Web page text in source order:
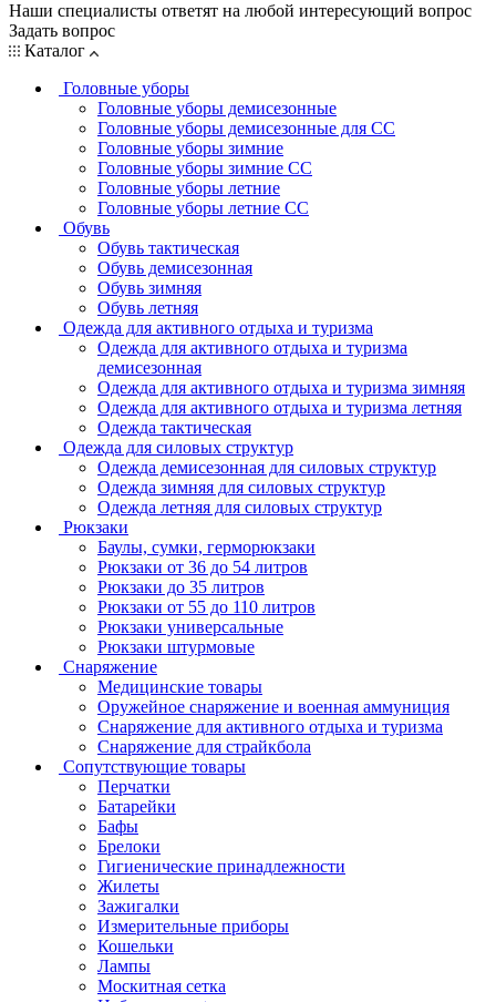
Наши специалисты ответят на любой интересующий вопрос
Задать вопрос
Каталог
Головные уборы
Головные уборы демисезонные
Головные уборы демисезонные для СС
Головные уборы зимние
Головные уборы зимние СС
Головные уборы летние
Головные уборы летние СС
Обувь
Обувь тактическая
Обувь демисезонная
Обувь зимняя
Обувь летняя
Одежда для активного отдыха и туризма
Одежда для активного отдыха и туризма
демисезонная
Одежда для активного отдыха и туризма зимняя
Одежда для активного отдыха и туризма летняя
Одежда тактическая
Одежда для силовых структур
Одежда демисезонная для силовых структур
Одежда зимняя для силовых структур
Одежда летняя для силовых структур
Рюкзаки
Баулы, сумки, герморюкзаки
Рюкзаки от 36 до 54 литров
Рюкзаки до 35 литров
Рюкзаки от 55 до 110 литров
Рюкзаки универсальные
Рюкзаки штурмовые
Снаряжение
Медицинские товары
Оружейное снаряжение и военная аммуниция
Снаряжение для активного отдыха и туризма
Снаряжение для страйкбола
Сопутствующие товары
Перчатки
Батарейки
Бафы
Брелоки
Гигиенические принадлежности
Жилеты
Зажигалки
Измерительные приборы
Кошельки
Лампы
Москитная сетка